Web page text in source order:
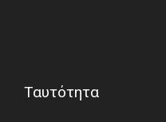
Ταυτότητα